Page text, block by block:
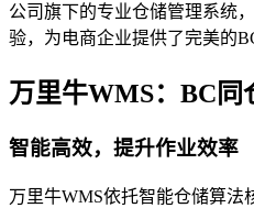
公司旗下的专业仓储管理系统
验，为电商企业提供了完美的
万里牛WMS：BC同
智能高效，提升作业效率
万里牛WMS依托智能仓储算法